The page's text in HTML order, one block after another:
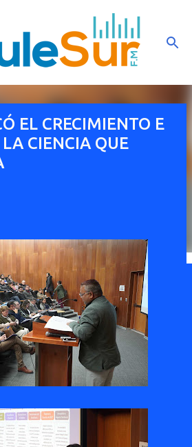
contenido principal
EL CRECIMIENTO E
CIENCIA QUE